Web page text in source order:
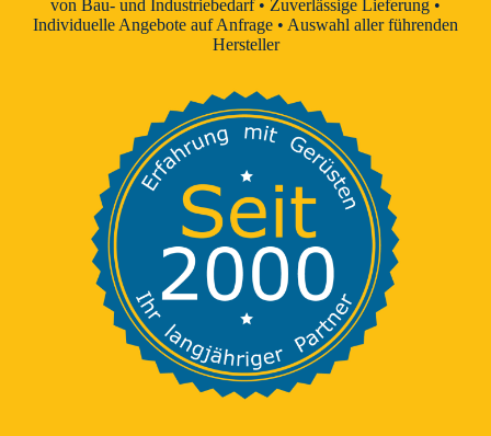
von Bau- und Industriebedarf • Zuverlässige Lieferung •
Individuelle Angebote auf Anfrage • Auswahl aller führenden
Hersteller